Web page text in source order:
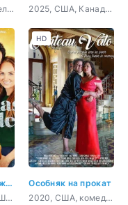
2026, Россия, мелодрама
2025, США, Канада, мелодрама, комедия
Проводник в Рождество
2023, Канада, США, мелодрама
Особняк на прокат
2020, США, комедия
HD